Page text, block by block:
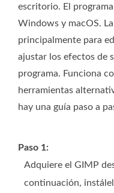
escritorio. El
Windows y macOS.
principalmente para
ajustar los efectos de
programa. Funciona
herramientas
hay una guía paso a
Paso 1:
Adquiere el GIMP
continuación,